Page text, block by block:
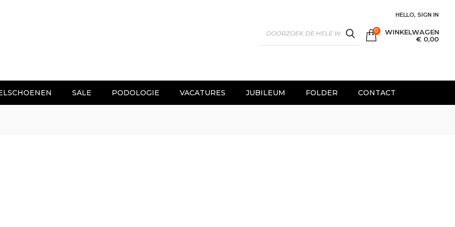
HELLO, SIGN IN
SEARCH WINKELWAGEN
€ 0,00
0
SALE PODOLOGIE VACATURES JUBILEUM FOLDER CONTACT